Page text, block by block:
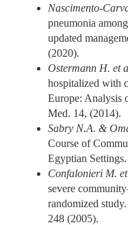
Nascimento-
pneumonia
updated
(2020).
Ostermann H. et
hospitalized with
Europe: Analysis
Med. 14, (2014).
Sabry N.A. &
Course of
Egyptian
Confalonieri M.
severe
randomized
248 (2005).